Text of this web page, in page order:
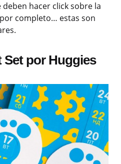
hacer click sobre la
completo… estas son
Set por Huggies